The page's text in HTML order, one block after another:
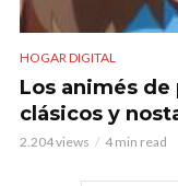
HOGAR DIGITAL
Los animés de
clásicos y
2.204 views 4 min read